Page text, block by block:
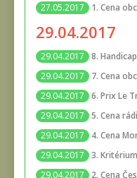
27.05.2017
1. Cena
29.04.2017
29.04.2017
8.
29.04.2017
7. Cena
29.04.2017
6. Prix Le
29.04.2017
5. Cena
29.04.2017
4. Cena
29.04.2017
3.
29.04.2017
2. Cena